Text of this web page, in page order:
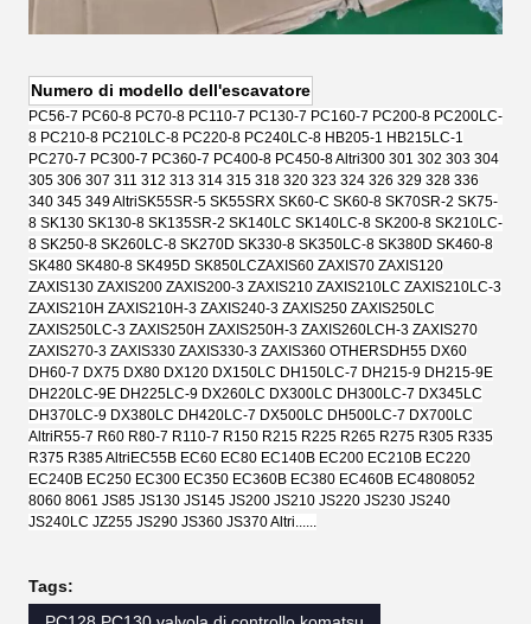
Numero di modello dell'escavatore
PC56-7 PC60-8 PC70-8 PC110-7 PC130-7 PC160-7 PC200-8 PC200LC-
8 PC210-8 PC210LC-8 PC220-8 PC240LC-8 HB205-1 HB215LC-1
PC270-7 PC300-7 PC360-7 PC400-8 PC450-8 Altri300 301 302 303 304
305 306 307 311 312 313 314 315 318 320 323 324 326 329 328 336
340 345 349 AltriSK55SR-5 SK55SRX SK60-C SK60-8 SK70SR-2 SK75-
8 SK130 SK130-8 SK135SR-2 SK140LC SK140LC-8 SK200-8 SK210LC-
8 SK250-8 SK260LC-8 SK270D SK330-8 SK350LC-8 SK380D SK460-8
SK480 SK480-8 SK495D SK850LCZAXIS60 ZAXIS70 ZAXIS120
ZAXIS130 ZAXIS200 ZAXIS200-3 ZAXIS210 ZAXIS210LC ZAXIS210LC-3
ZAXIS210H ZAXIS210H-3 ZAXIS240-3 ZAXIS250 ZAXIS250LC
ZAXIS250LC-3 ZAXIS250H ZAXIS250H-3 ZAXIS260LCH-3 ZAXIS270
ZAXIS270-3 ZAXIS330 ZAXIS330-3 ZAXIS360 OTHERSDH55 DX60
DH60-7 DX75 DX80 DX120 DX150LC DH150LC-7 DH215-9 DH215-9E
DH220LC-9E DH225LC-9 DX260LC DX300LC DH300LC-7 DX345LC
DH370LC-9 DX380LC DH420LC-7 DX500LC DH500LC-7 DX700LC
Altri R55-7 R60 R80-7 R110-7 R150 R215 R225 R265 R275 R305 R335
R375 R385 Altri EC55B EC60 EC80 EC140B EC200 EC210B EC220
EC240B EC250 EC300 EC350 EC360B EC380 EC460B EC4808052
8060 8061 JS85 JS130 JS145 JS200 JS210 JS220 JS230 JS240
JS240LC JZ255 JS290 JS360 JS370 Altri......
Tags: